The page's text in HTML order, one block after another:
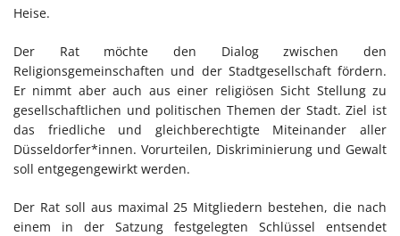
Heise.
Der Rat möchte den Dialog zwischen den
Religionsgemeinschaften und der Stadtgesellschaft fördern.
Er nimmt aber auch aus einer religiösen Sicht Stellung zu
gesellschaftlichen und politischen Themen der Stadt. Ziel ist
das friedliche und gleichberechtigte Miteinander aller
Düsseldorfer*innen. Vorurteilen, Diskriminierung und Gewalt
soll entgegengewirkt werden.
Der Rat soll aus maximal 25 Mitgliedern bestehen, die nach
einem in der Satzung festgelegten Schlüssel entsendet